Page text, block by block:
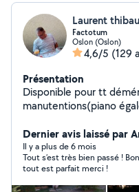
Laurent
Factotum
Oslon (Oslon)
4,6/5 (129
Présentation
Disponible pour tt
manutentions(piano
Dernier avis laissé par
Il y a plus de 6 mois
Tout s’est très bien passé !
tout est parfait merci !